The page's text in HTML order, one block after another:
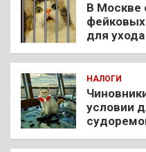
В Москве
фейковых
для
НАЛОГИ
условии